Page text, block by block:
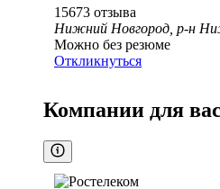
15673 отзыва
Нижний Новгород, р-н
Можно без резюме
Откликнуться
Компании для вас